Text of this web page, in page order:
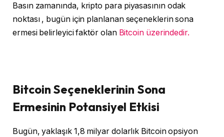
Basın zamanında, kripto para piyasasının odak
noktası , bugün için planlanan seçeneklerin sona
ermesi belirleyici faktör olan Bitcoin üzerindedir.
Bitcoin Seçeneklerinin Sona
Ermesinin Potansiyel Etkisi
Bugün, yaklaşık 1,8 milyar dolarlık Bitcoin opsiyon